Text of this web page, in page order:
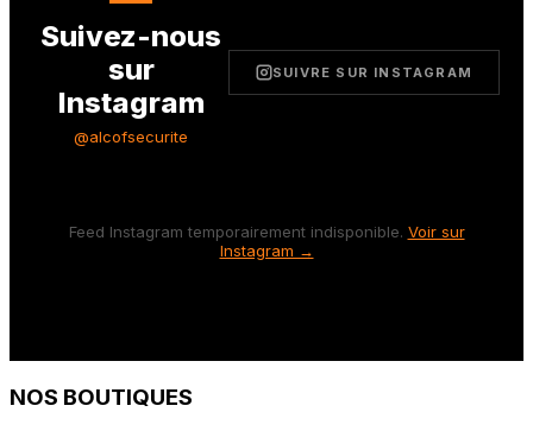
Suivez-nous
sur
Instagram
@alcofsecurite
SUIVRE SUR INSTAGRAM
Feed Instagram temporairement indisponible. Voir sur
Instagram →
NOS BOUTIQUES